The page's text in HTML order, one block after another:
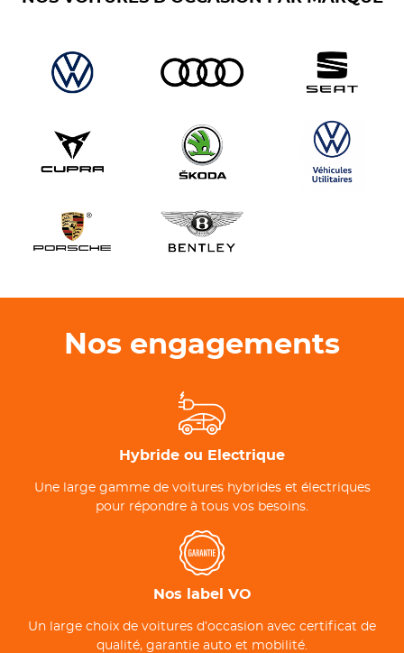
Nos engagements
Hybride ou Electrique
Une large gamme de voitures hybrides et électriques
pour répondre à tous vos besoins.
Nos label VO
Un large choix de voitures d’occasion avec certificat de
qualité, garantie auto et mobilité.